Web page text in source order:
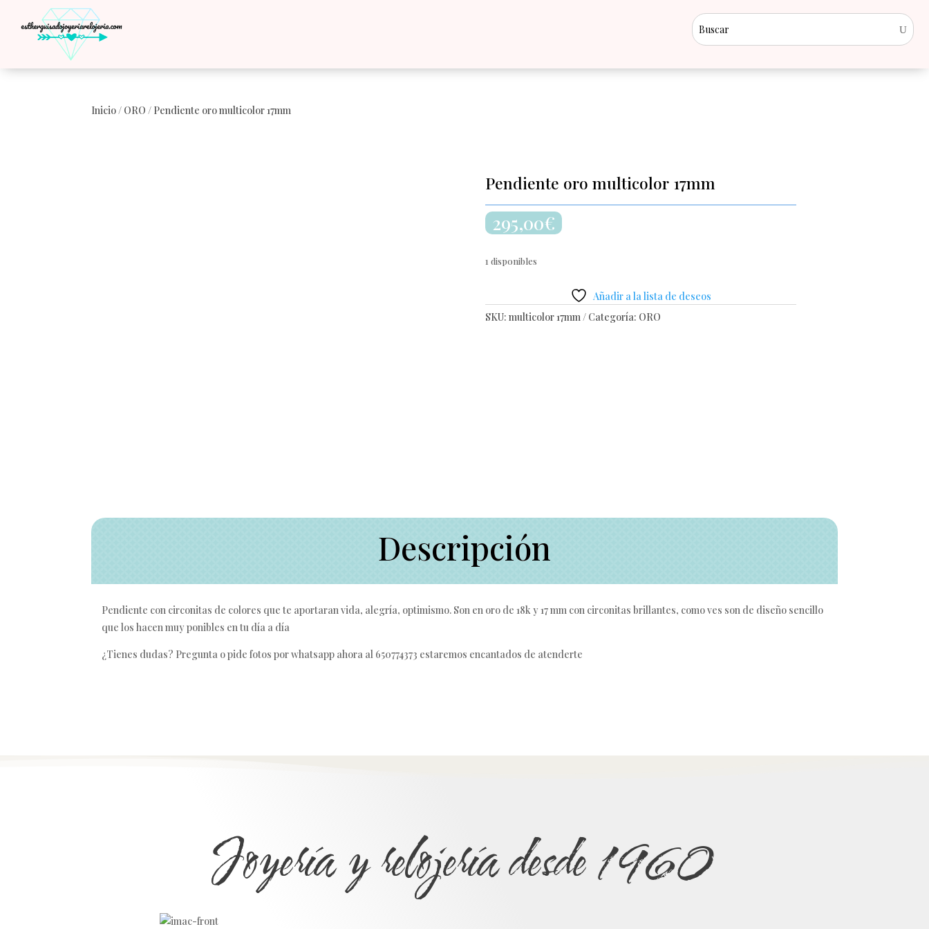
Inicio/ ORO / Pendiente oro multicolor 17mm
Pendiente oro multicolor 17mm
295,00€
1 disponibles
Añadir a la lista de deseos
SKU: multicolor 17mm Categoría: ORO
Descripción
Pendiente con circonitas de colores que te aportaran vida, alegría, optimismo. Son en oro de 18k y 17 mm con circonitas brillantes, como ves son de diseño sencillo
que los hacen muy ponibles en tu día a día
¿Tienes dudas? Pregunta o pide fotos por whatsapp ahora al 650774373 estaremos encantados de atenderte
Joyería y relojería desde 1960